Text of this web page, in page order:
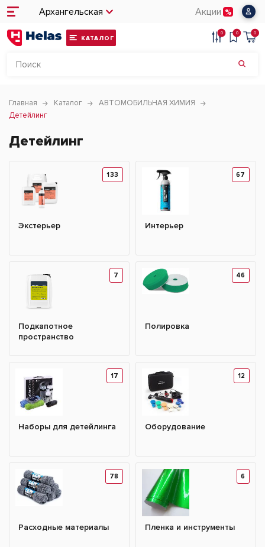
Архангельская Акции
КАТАЛОГ
0 0 0
Главная Каталог
АВТОМОБИЛЬНАЯ ХИМИЯ
Детейлинг
Детейлинг
133
Экстерьер
67
Интерьер
7
Подкапотное
пространство
46
Полировка
17
Наборы для детейлинга
12
Оборудование
78
Расходные материалы
6
Пленка и инструменты